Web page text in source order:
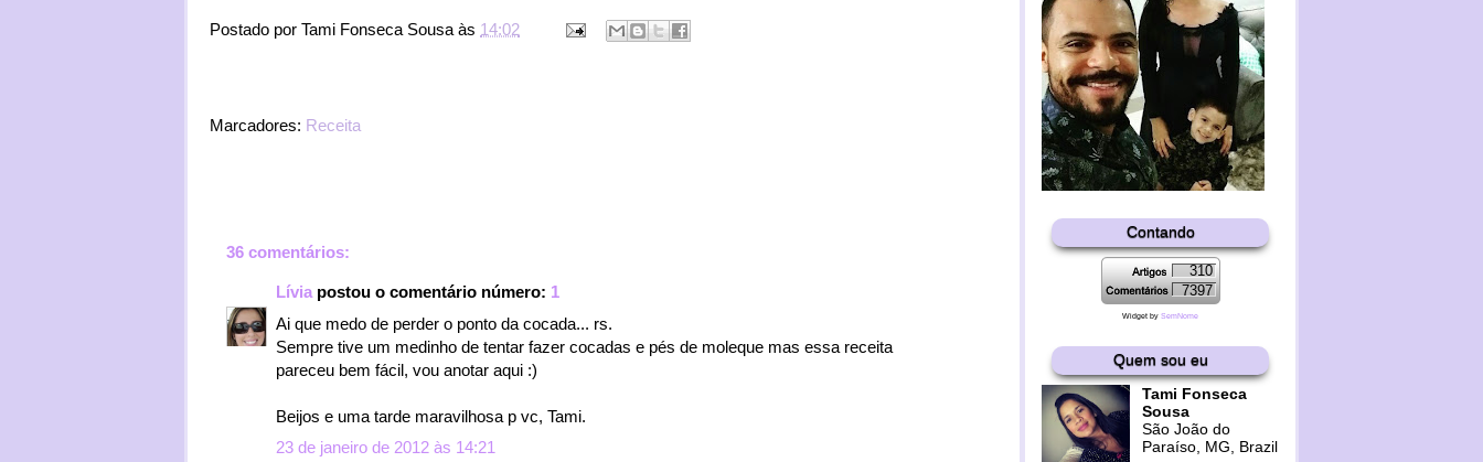
Postado por Tami Fonseca Sousa às 14:02
Marcadores: Receita
36 comentários:
Lívia postou o comentário número: 1
Ai que medo de perder o ponto da cocada... rs.
Sempre tive um medinho de tentar fazer cocadas e pés de moleque mas essa receita
pareceu bem fácil, vou anotar aqui :)
Beijos e uma tarde maravilhosa p vc, Tami.
23 de janeiro de 2012 às 14:21
Contando
310
7397
Widget by SemNome
Quem sou eu
Tami Fonseca
Sousa
São João do
Paraíso, MG, Brazil